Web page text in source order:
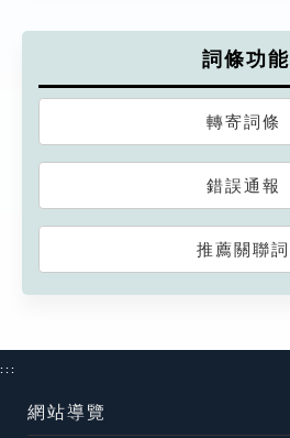
詞條功能
轉寄詞條
錯誤通報
推薦關聯詞
:::
網站導覽